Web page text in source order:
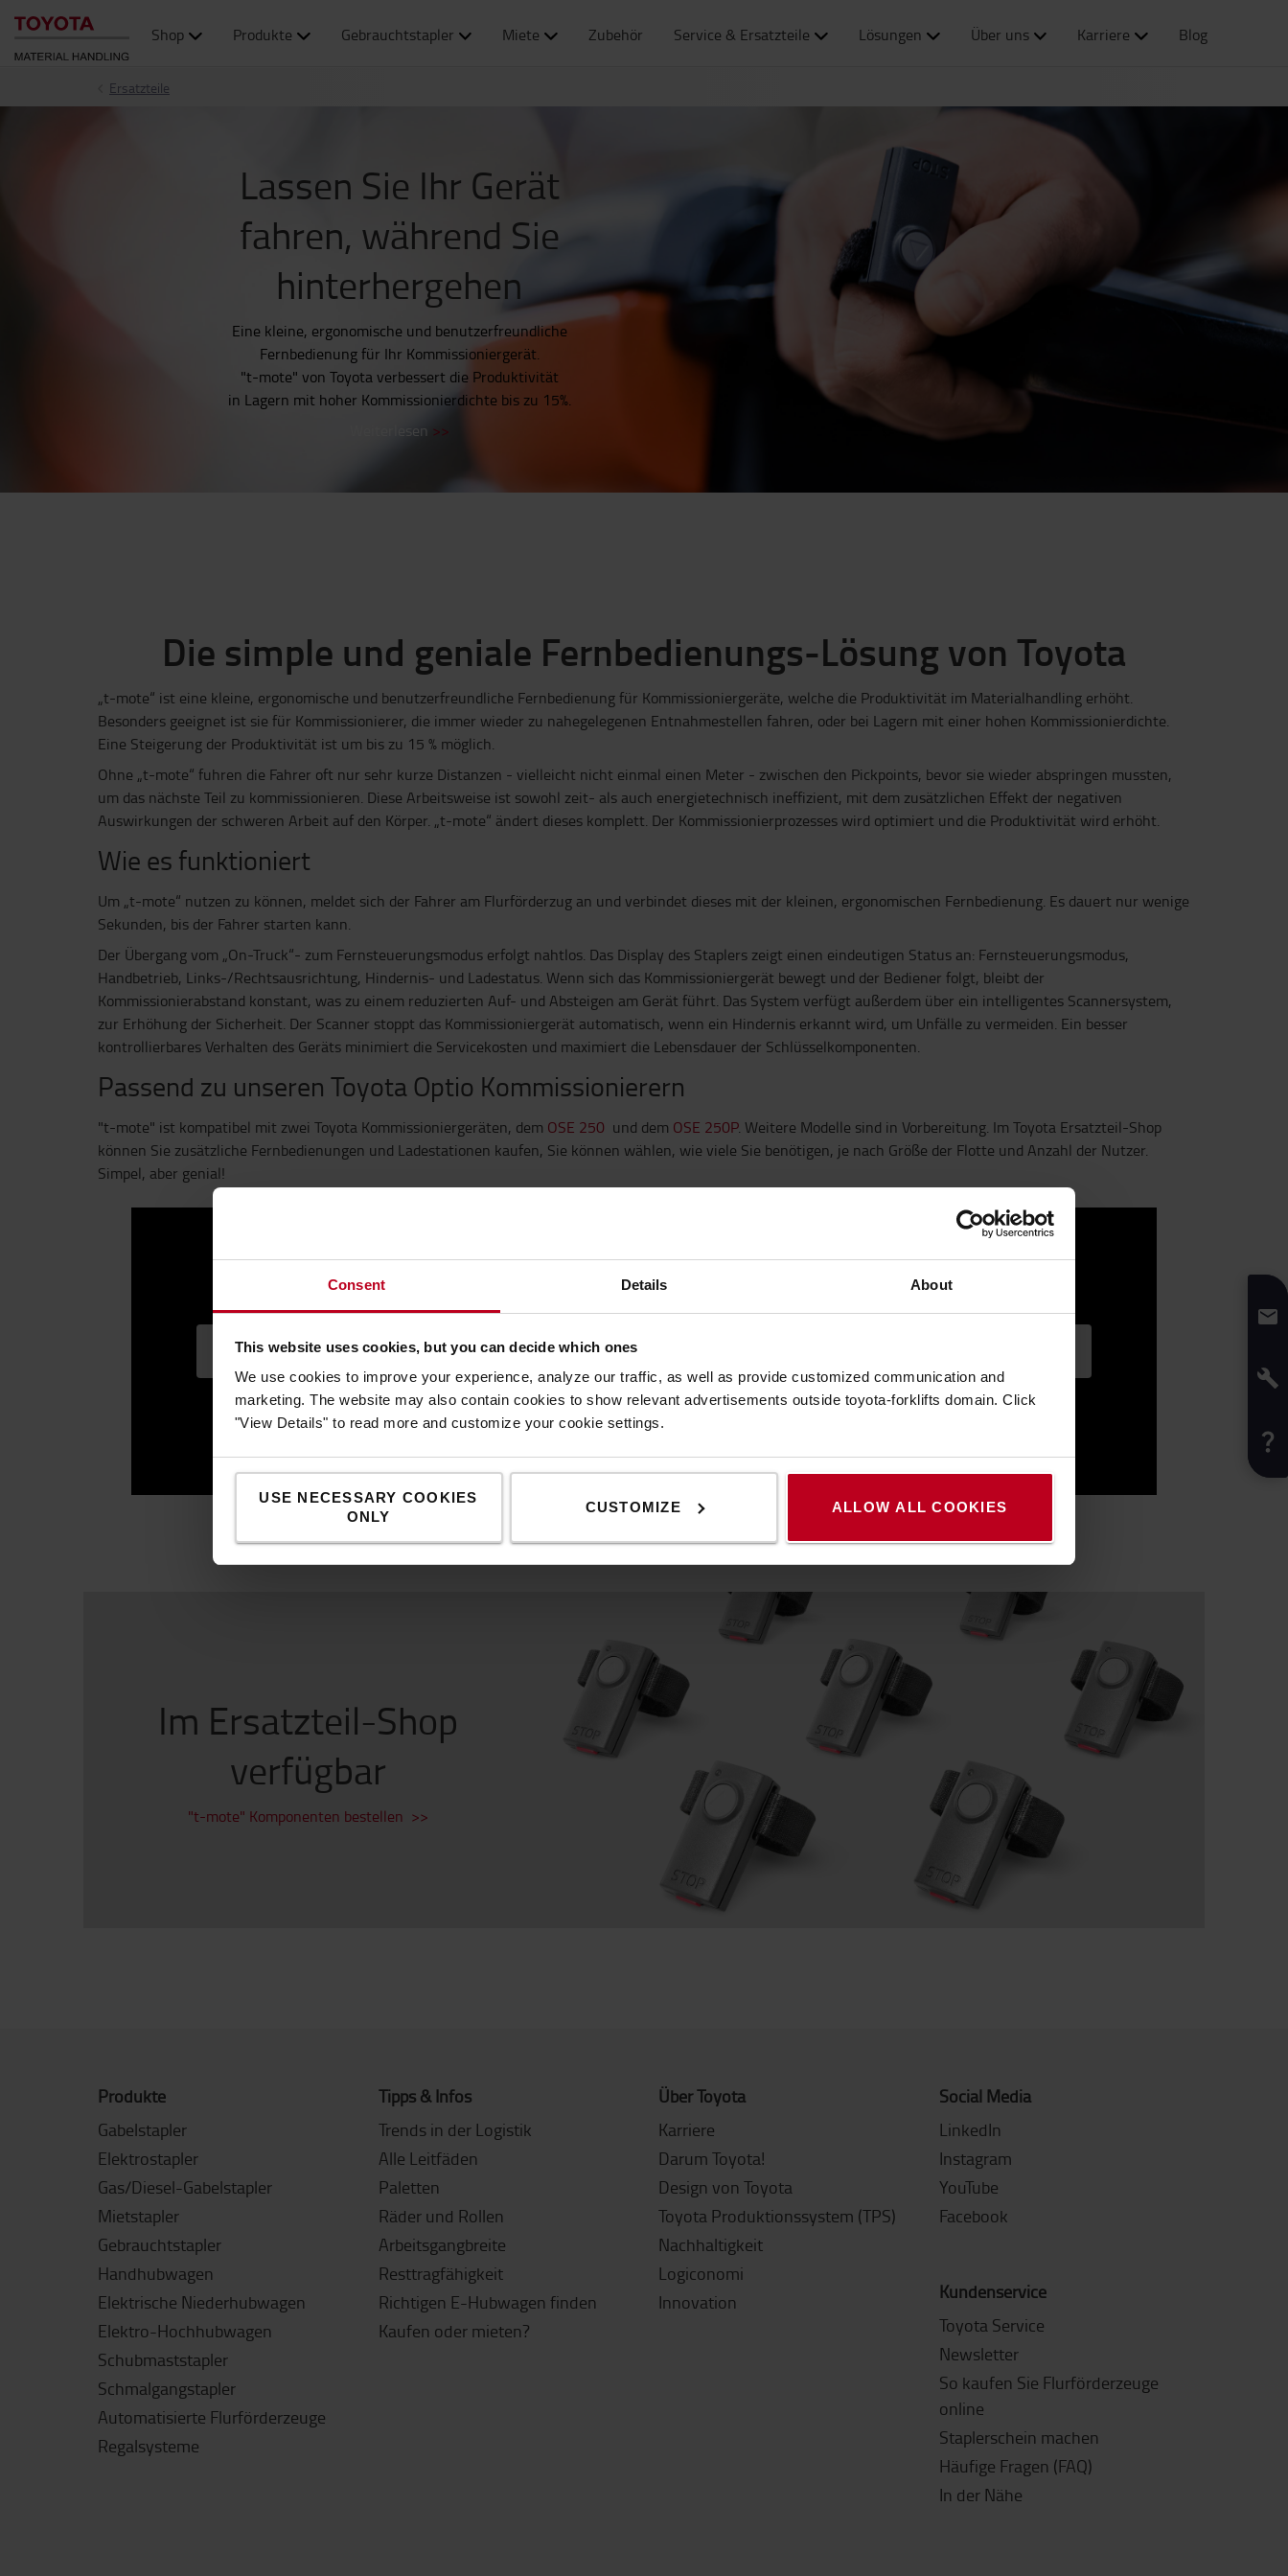
Consent Details About
This website uses cookies, but you can decide which ones
We use cookies to improve your experience, analyze our traffic, as well as provide customized communication and
marketing. The website may also contain cookies to show relevant advertisements outside toyota-forklifts domain. Click
"View Details" to read more and customize your cookie settings.
USE NECESSARY COOKIES
ONLY
CUSTOMIZE ALLOW ALL COOKIES
Shop Produkte Gebrauchtstapler Miete Zubehör Service & Ersatzteile Lösungen Über uns Karriere Blog
Ersatzteile
Lassen Sie Ihr Gerät
fahren, während Sie
hinterhergehen
Eine kleine, ergonomische und benutzerfreundliche
Fernbedienung für Ihr Kommissioniergerät.
"t-mote" von Toyota verbessert die Produktivität
in Lagern mit hoher Kommissionierdichte bis zu 15%.
Weiterlesen >>
Die simple und geniale Fernbedienungs-Lösung von Toyota
„t-mote“ ist eine kleine, ergonomische und benutzerfreundliche Fernbedienung für Kommissioniergeräte, welche die Produktivität im Materialhandling erhöht.
Besonders geeignet ist sie für Kommissionierer, die immer wieder zu nahegelegenen Entnahmestellen fahren, oder bei Lagern mit einer hohen Kommissionierdichte.
Eine Steigerung der Produktivität ist um bis zu 15 % möglich.
Ohne „t-mote“ fuhren die Fahrer oft nur sehr kurze Distanzen - vielleicht nicht einmal einen Meter - zwischen den Pickpoints, bevor sie wieder abspringen mussten,
um das nächste Teil zu kommissionieren. Diese Arbeitsweise ist sowohl zeit- als auch energietechnisch ineffizient, mit dem zusätzlichen Effekt der negativen
Auswirkungen der schweren Arbeit auf den Körper. „t-mote“ ändert dieses komplett. Der Kommissionierprozesses wird optimiert und die Produktivität wird erhöht.
Wie es funktioniert
Um „t-mote“ nutzen zu können, meldet sich der Fahrer am Flurförderzug an und verbindet dieses mit der kleinen, ergonomischen Fernbedienung. Es dauert nur wenige
Sekunden, bis der Fahrer starten kann.
Der Übergang vom „On-Truck“- zum Fernsteuerungsmodus erfolgt nahtlos. Das Display des Staplers zeigt einen eindeutigen Status an: Fernsteuerungsmodus,
Handbetrieb, Links-/Rechtsausrichtung, Hindernis- und Ladestatus. Wenn sich das Kommissioniergerät bewegt und der Bediener folgt, bleibt der
Kommissionierabstand konstant, was zu einem reduzierten Auf- und Absteigen am Gerät führt. Das System verfügt außerdem über ein intelligentes Scannersystem,
zur Erhöhung der Sicherheit. Der Scanner stoppt das Kommissioniergerät automatisch, wenn ein Hindernis erkannt wird, um Unfälle zu vermeiden. Ein besser
kontrollierbares Verhalten des Geräts minimiert die Servicekosten und maximiert die Lebensdauer der Schlüsselkomponenten.
Passend zu unseren Toyota Optio Kommissionierern
"t-mote" ist kompatibel mit zwei Toyota Kommissioniergeräten, dem OSE 250 und dem OSE 250P. Weitere Modelle sind in Vorbereitung. Im Toyota Ersatzteil-Shop
können Sie zusätzliche Fernbedienungen und Ladestationen kaufen, Sie können wählen, wie viele Sie benötigen, je nach Größe der Flotte und Anzahl der Nutzer.
Simpel, aber genial!
Pleaseaccept marketing-cookies
Im Ersatzteil-Shop
verfügbar
"t-mote" Komponenten bestellen >>
Produkte
Gabelstapler
Elektrostapler
Gas/Diesel-Gabelstapler
Mietstapler
Gebrauchtstapler
Handhubwagen
Elektrische Niederhubwagen
Elektro-Hochhubwagen
Schubmaststapler
Schmalgangstapler
Automatisierte Flurförderzeuge
Regalsysteme
Tipps & Infos
Trends in der Logistik
Alle Leitfäden
Paletten
Räder und Rollen
Arbeitsgangbreite
Resttragfähigkeit
Richtigen E-Hubwagen finden
Kaufen oder mieten?
Über Toyota
Karriere
Darum Toyota!
Design von Toyota
Toyota Produktionssystem (TPS)
Nachhaltigkeit
Logiconomi
Innovation
Social Media
LinkedIn
Instagram
YouTube
Facebook
Kundenservice
Toyota Service
Newsletter
So kaufen Sie Flurförderzeuge
online
Staplerschein machen
Häufige Fragen (FAQ)
In der Nähe